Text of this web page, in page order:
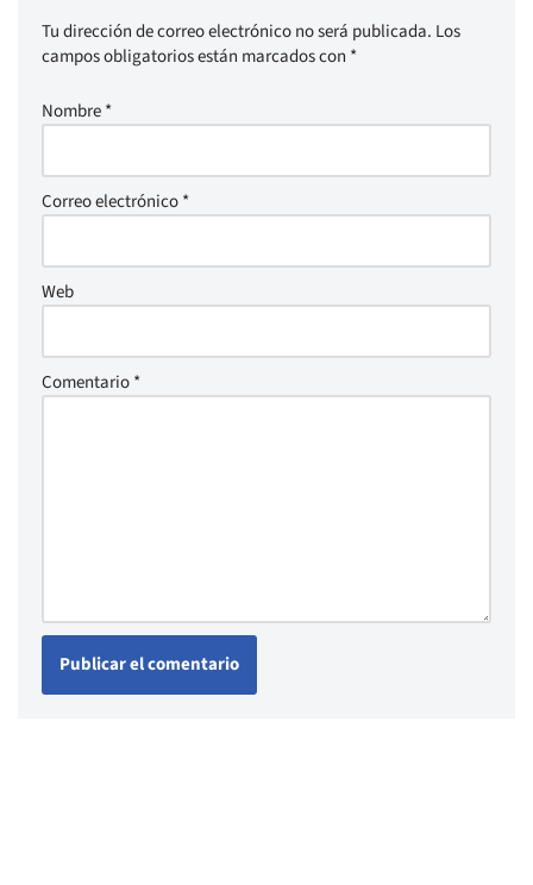
Tu dirección de correo electrónico no será publicada. Los
campos obligatorios están marcados con *
Nombre*
Correo electrónico*
Web
Comentario*